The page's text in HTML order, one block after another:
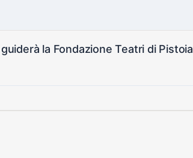
Serena Sinigaglia lascia il Teatro Carcano: dal 2027 al 2029 guiderà la Fondazione Teatri di Pistoia